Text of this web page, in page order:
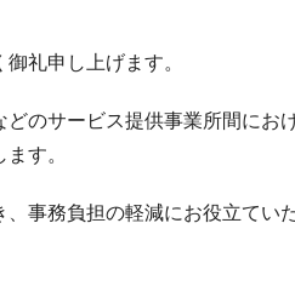
礼申し上げます。
のサービス提供事業所間にお
す。
事務負担の軽減にお役立てい